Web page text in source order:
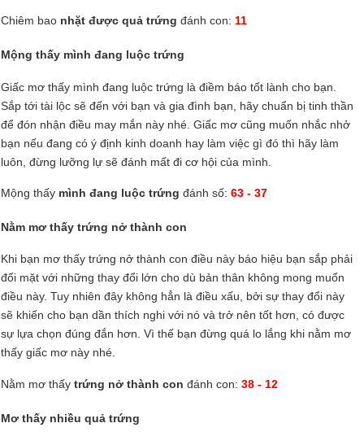
Chiêm bao nhặt được quả trứng đánh con: 11
Mộng thấy mình đang luộc trứng
Giấc mơ thấy mình đang luộc trứng là điềm báo tốt lành cho bạn.
Sắp tới tài lộc sẽ đến với bạn và gia đình bạn, hãy chuẩn bị tinh thần
để đón nhận điều may mắn này nhé. Giấc mơ cũng muốn nhắc nhở
bạn nếu đang có ý định kinh doanh hay làm việc gì đó thì hãy làm
luôn, đừng lưỡng lự sẽ đánh mất đi cơ hội của mình.
Mộng thấy mình đang luộc trứng đánh số: 63 - 37
Nằm mơ thấy trứng nở thành con
Khi bạn mơ thấy trứng nở thành con điều này báo hiệu bạn sắp phải
đối mặt với những thay đổi lớn cho dù bản thân không mong muốn
điều này. Tuy nhiên đây không hẳn là điều xấu, bởi sự thay đổi này
sẽ khiến cho bạn dần thích nghi với nó và trở nên tốt hơn, có được
sự lựa chọn đúng đắn hơn. Vì thế bạn đừng quá lo lắng khi nằm mơ
thấy giấc mơ này nhé.
Nằm mơ thấy trứng nở thành con đánh con: 38 - 12
Mơ thấy nhiều quả trứng